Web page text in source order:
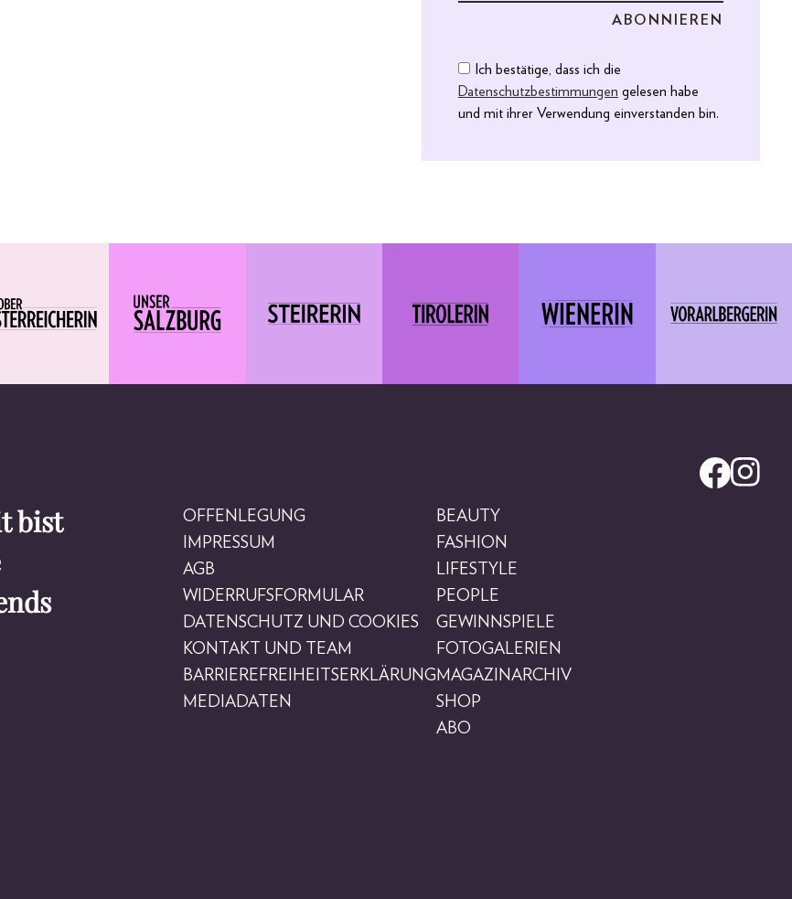
Ich bestätige, dass ich die
Datenschutzbestimmungen gelesen habe
und mit ihrer Verwendung einverstanden bin.
bist
OFFENLEGUNG
IMPRESSUM
AGB
WIDERRUFSFORMULAR
DATENSCHUTZ UND COOKIES
KONTAKT UND TEAM
BARRIEREFREIHEITSERKLÄRUNG
MEDIADATEN
BEAUTY
FASHION
LIFESTYLE
PEOPLE
GEWINNSPIELE
FOTOGALERIEN
MAGAZINARCHIV
SHOP
ABO